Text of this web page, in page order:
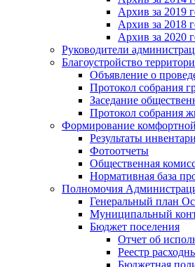
Архив за 2019
Архив за 2018
Архив за 2020
Руководители
Благоустройство
Объявление о
Протокол собрания
Заседание
Протокол собрания
Формирование
Результаты
Фотоотчеты
Общественная
Нормативная база
Полномочия
Генеральный план
Муниципальный
Бюджет поселения
Отчет об
Реестр
Бюджетная